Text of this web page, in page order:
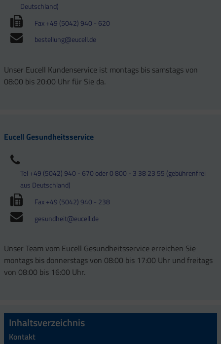
Deutschland)
Fax +49 (5042) 940 - 620
bestellung@eucell.de
Unser Eucell Kundenservice ist montags bis samstags von
08:00 bis 20:00 Uhr für Sie da.
Eucell Gesundheitsservice
Tel +49 (5042) 940 - 670 oder 0 800 - 3 38 23 55 (gebührenfrei
aus Deutschland)
Fax +49 (5042) 940 - 238
gesundheit@eucell.de
Unser Team vom Eucell Gesundheitsservice erreichen Sie
montags bis donnerstags von 08:00 bis 17:00 Uhr und freitags
von 08:00 bis 16:00 Uhr.
Inhaltsverzeichnis
Kontakt